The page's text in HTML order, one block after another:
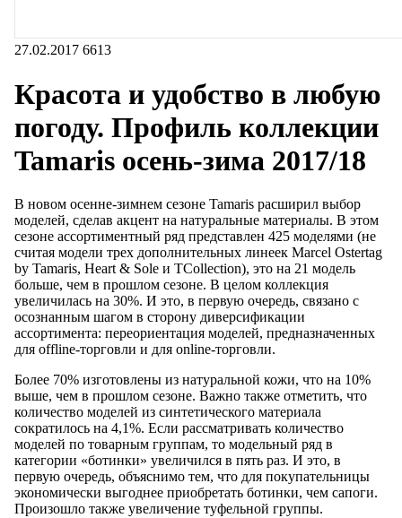
27.02.2017 6613
Красота и удобство в любую
погоду. Профиль коллекции
Tamaris осень-зима 2017/18
В новом осенне-зимнем сезоне Tamaris расширил выбор
моделей, сделав акцент на натуральные материалы. В этом
сезоне ассортиментный ряд представлен 425 моделями (не
считая модели трех дополнительных линеек Marcel Ostertag
by Tamaris, Heart & Sole и TCollection), это на 21 модель
больше, чем в прошлом сезоне. В целом коллекция
увеличилась на 30%. И это, в первую очередь, связано с
осознанным шагом в сторону диверсификации
ассортимента: переориентация моделей, предназначенных
для offline-торговли и для online-торговли.
Более 70% изготовлены из натуральной кожи, что на 10%
выше, чем в прошлом сезоне. Важно также отметить, что
количество моделей из синтетического материала
сократилось на 4,1%. Если рассматривать количество
моделей по товарным группам, то модельный ряд в
категории «ботинки» увеличился в пять раз. И это, в
первую очередь, объяснимо тем, что для покупательницы
экономически выгоднее приобретать ботинки, чем сапоги.
Произошло также увеличение туфельной группы.